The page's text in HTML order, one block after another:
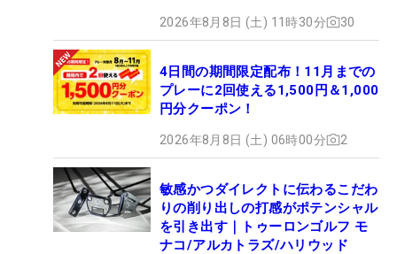
2026年8月8日 (土) 11時30分 30
4日間の期間限定配布！11月までの
プレーに2回使える1,500円＆1,000
円分クーポン！
2026年8月8日 (土) 06時00分 2
敏感かつダイレクトに伝わるこだわ
りの削り出しの打感がポテンシャル
を引き出す｜トゥーロンゴルフ モ
ナコ/アルカトラズ/ハリウッド